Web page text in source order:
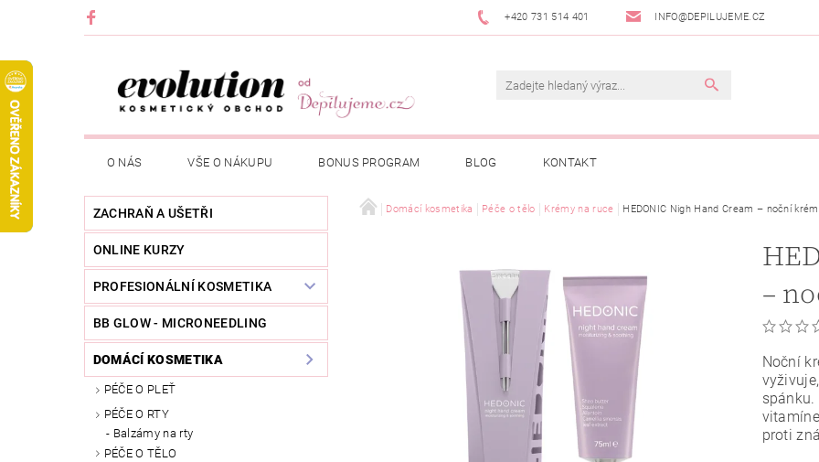
+420 731 514 401 INFO@DEPILUJEME.CZ
O NÁS VŠE O NÁKUPU BONUS PROGRAM BLOG KONTAKT
ZACHRAŇ A UŠETŘI
ONLINE KURZY
PROFESIONÁLNÍ KOSMETIKA
BB GLOW - MICRONEEDLING
DOMÁCÍ KOSMETIKA
PÉČE O PLEŤ
PÉČE O RTY
Balzámy na rty
PÉČE O TĚLO
Domácí kosmetika Péče o tělo Krémy na ruce HEDONIC Nigh Hand Cream – noční
–
Noční
proti